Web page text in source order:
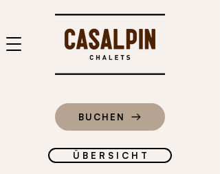
BUCHEN
Ü B E R S I C H T